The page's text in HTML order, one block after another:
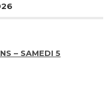
– SAMEDI 5